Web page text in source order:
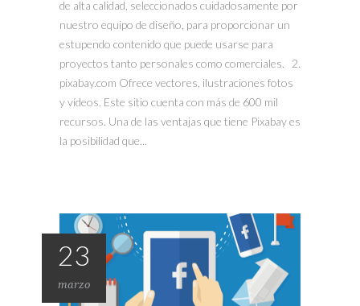
de alta calidad, seleccionados cuidadosamente por
nuestro equipo de diseño, para proporcionar un
estupendo contenido que puede usarse para
proyectos tanto personales como comerciales. 2.
pixabay.com Ofrece vectores, ilustraciones fotos
y vídeos. Este sitio cuenta con más de 600 mil
recursos. Una de las ventajas que tiene Pixabay es
la posibilidad que...
23
marzo